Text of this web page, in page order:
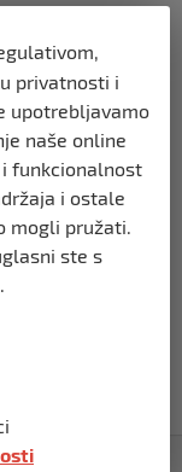
u
se stambeni i
privatnosti i
upotrebljavamo
naše online
funkcionalnost
i ostale
mogli pružati.
ste s